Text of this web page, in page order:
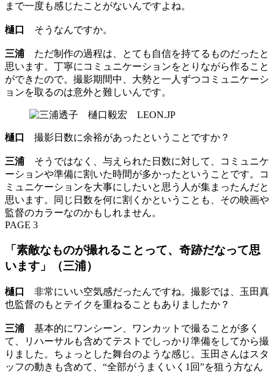
まで一度も感じたことがないんですよね。
樋口 そうなんですか。
三浦 ただ制作の過程は、とても自信を持てるものだったと
思います。丁寧にコミュニケーションをとりながら作ること
ができたので。撮影期間中、大勢と一人ずつコミュニケーシ
ョンを取るのは意外と難しいんです。
樋口 撮影日数に余裕があったということですか？
三浦 そうではなく、与えられた日数に対して、コミュニケ
ーションや準備に割いた時間が多かったということです。コ
ミュニケーションを大事にしたいと思う人が集まったんだと
思います。同じ日数を何に割くかということも、その映画や
監督のカラーなのかもしれません。
PAGE 3
「素敵なものが撮れることって、奇跡だなって思
います」（三浦）
樋口
非常にいい空気感だったんですね。撮影では、玉田真
也監督のもとテイクを重ねることもありましたか？
三浦 基本的にワンシーン、ワンカットで撮ることが多く
て、リハーサルも含めてテストでしっかり準備をしてから撮
りました。ちょっとした舞台のような感じ。玉田さんはスタ
ッフの動きも含めて、“全部がうまくいく1回”を狙う方なん